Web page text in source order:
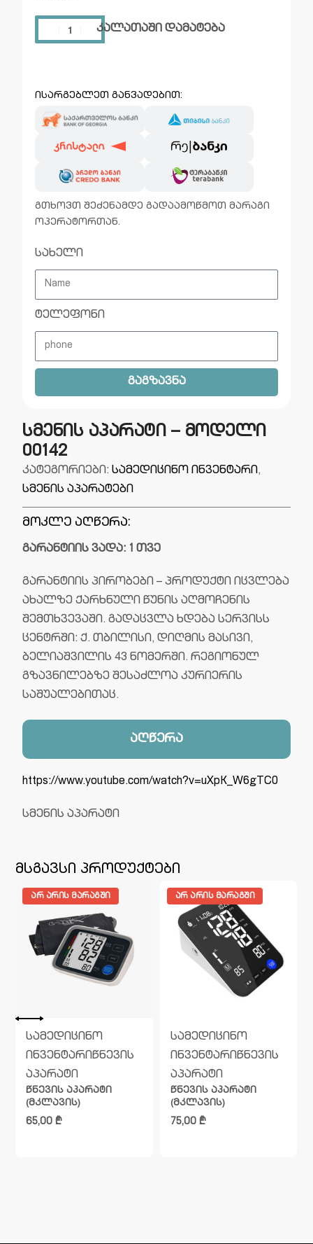
კალათაში დამატება
ისარგებლეთ განვადებით:
გთხოვთ შეძენამდე გადაამოწმოთ მარაგი
ოპერატორთან.
სახელი
ტელეფონი
გაგზავნა
სმენის აპარატი – მოდელი
00142
კატეგორიები: სამედიცინო ინვენტარი,
სმენის აპარატები
მოკლე აღწერა:
გარანტიის ვადა: 1 თვე
გარანტიის პირობები – პროდუქტი იცვლება
ახალზე ქარხნული წუნის აღმოჩენის
შემთხვევაში. გადაცვლა ხდება სერვისს
ცენტრში: ქ. თბილისი, დიღმის მასივი,
ბელიაშვილის 43 ნომერში. რეგიონულ
გზავნილებზე შესაძლოა კურიერის
საშუალებითაც.
აღწერა
https://www.youtube.com/watch?v=uXpK_W6gTC0
სმენის აპარატი
მსგავსი პროდუქტები
ᲐᲠ ᲐᲠᲘᲡ ᲛᲐᲠᲐᲒᲨᲘ
სამედიცინო
ინვენტარიწნევის
აპარატი
წნევის აპარატი
(მკლავის)
65,00₾
ᲐᲠ ᲐᲠᲘᲡ ᲛᲐᲠᲐᲒᲨᲘ
სამედიცინო
ინვენტარიწნევის
აპარატი
წნევის აპარატი
(მკლავის)
75,00 ₾